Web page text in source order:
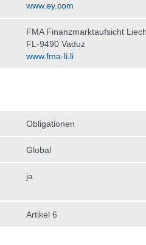
www.ey.com
FMA Finanzmarktaufsicht
FL-9490 Vaduz
www.fma-li.li
Obligationen
Global
ja
Artikel 6